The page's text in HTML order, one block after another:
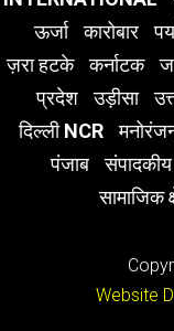
ऊर्जा
कारोबार
ज़रा हटके
कर्नाटक
प्रदेश
उड़ीसा
दिल्ली NCR
पंजाब
संपादकीय
सामाजिक
Website